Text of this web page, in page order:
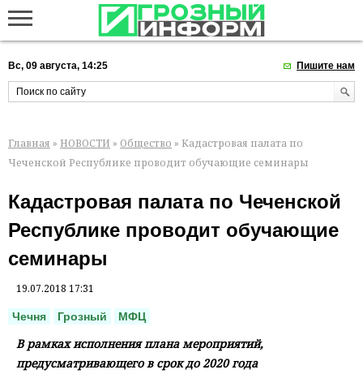
Вс, 09 августа, 14:25 Пишите нам
Главная » НОВОСТИ » Общество » Кадастровая палата по
Чеченской Республике проводит обучающие семинары
Кадастровая палата по Чеченской
Республике проводит обучающие
семинары
19.07.2018 17:31
Чечня Грозный МФЦ
В рамках исполнения плана мероприятий,
предусматривающего в срок до 2020 года